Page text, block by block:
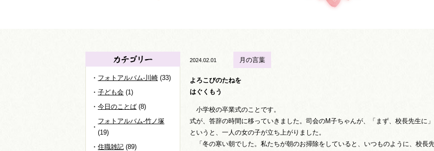
2024.02.01 月の言葉
よろこびのたねを
はぐくもう
小学校の卒業式のことです。
式が、答辞の時間に移っていきました。司会のM子ちゃんが、「まず、校長先生に」
というと、一人の女の子が立ち上がりました。
「冬の寒い朝でした。私たちが朝のお掃除をしていると、いつものように、校長
フォトアルバム-川崎 (33)
子ども会 (1)
今日のことば (8)
フォトアルバム-竹ノ塚
(19)
住職雑記 (89)